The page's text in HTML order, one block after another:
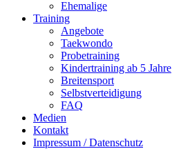
Ehemalige
Training
Angebote
Taekwondo
Probetraining
Kindertraining ab 5 Jahre
Breitensport
Selbstverteidigung
FAQ
Medien
Kontakt
Impressum / Datenschutz